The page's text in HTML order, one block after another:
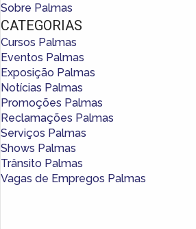
Sobre Palmas
CATEGORIAS
Cursos Palmas
Eventos Palmas
Exposição Palmas
Notícias Palmas
Promoções Palmas
Reclamações Palmas
Serviços Palmas
Shows Palmas
Trânsito Palmas
Vagas de Empregos Palmas